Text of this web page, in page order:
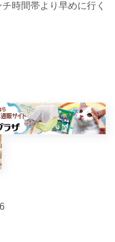
時間帯より早めに行く